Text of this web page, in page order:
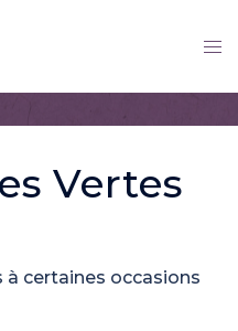
Vertes
certaines occasions